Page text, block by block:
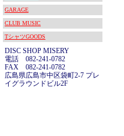
GARAGE
CLUB MUSIC
TシャツGOODS
DISC SHOP MISERY
電話 082-241-0782
FAX 082-241-0782
広島県広島市中区袋町2-7 プレ
イグラウンドビル2F